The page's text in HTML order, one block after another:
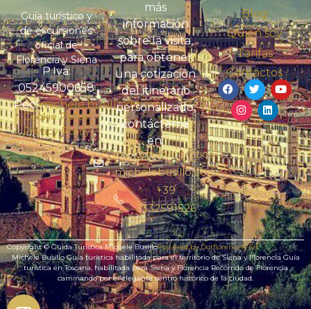
Guía turístico y
de excursiones
oficial de
Florencia y Siena
P.Iva:
05245900658
Pec:michele.busillo@pec.it
Cookie Policy
Privacy Policy
más
información
sobre la visita,
para obtener
una cotización
del itinerario
personalizado,
contácteme
en:
info@guidaturistica-
michelebusillo.com
+39
3332591526
Blog
Quién soy
Tarifas
Contactos
Copyright © Guida Turistica Michele BusilloPowered by Dotflorence® Srl
Michele Busillo Guía turística habilitada para el territorio de Siena y Florencia Guía
turística en Toscana, habilitada para Siena y Florencia Recorrido de Florencia
caminando por el elegante centro histórico de la ciudad.